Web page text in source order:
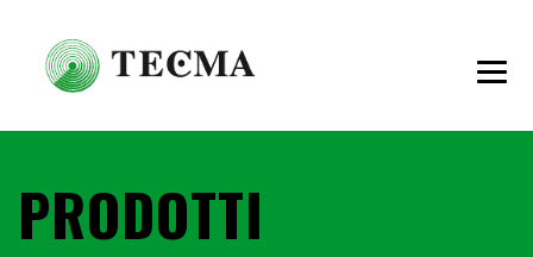
PRODOTTI